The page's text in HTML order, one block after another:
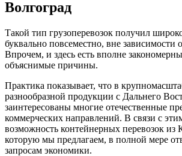
Волгоград
Такой тип грузоперевозок получил
буквально повсеместно, вне зависимости
Впрочем, и здесь есть вполне
объяснимые причины.
Практика показывает, что в
разнообразной продукции с Дальнего
заинтересованы многие отечественные
коммерческих направлений. В связи с
возможность контейнерных перевозок из
которую мы предлагаем, в полной мере
запросам экономики.